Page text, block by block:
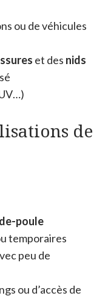
ou de véhicules
et des nids
de
poule
temporaires
peu de
ou d’accès de